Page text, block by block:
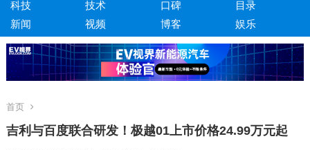
科技
技术 口碑
目录
新闻
视频 博客 娱乐
首页
吉利与百度联合研发！极越01上市价格24.99万元起